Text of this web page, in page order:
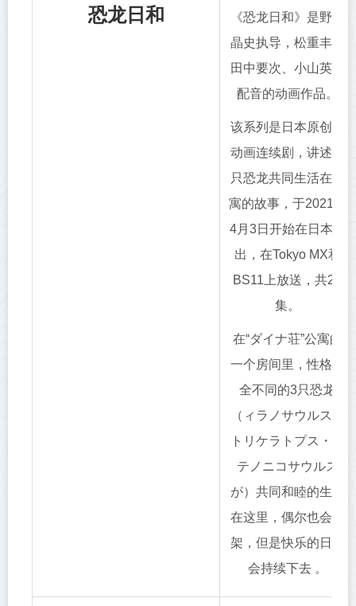
恐龙日和
《恐龙日和》是野中
晶史执导，松重丰、
田中要次、小山英二
配音的动画作品。
该系列是日本原创的
动画连续剧，讲述三
只恐龙共同生活在公
寓的故事，于2021年
4月3日开始在日本播
出，在Tokyo MX和
BS11上放送，共26
集。
在“ダイナ荘”公寓的
一个房间里，性格完
全不同的3只恐龙
（ィラノサウルス・
トリケラトプス・ス
テノニコサウルス
が）共同和睦的生活
在这里，偶尔也会吵
架，但是快乐的日子
会持续下去 。